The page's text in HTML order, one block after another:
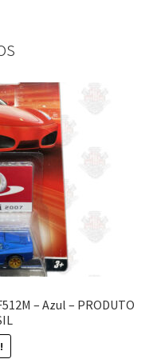
– Azul – PRODUTO